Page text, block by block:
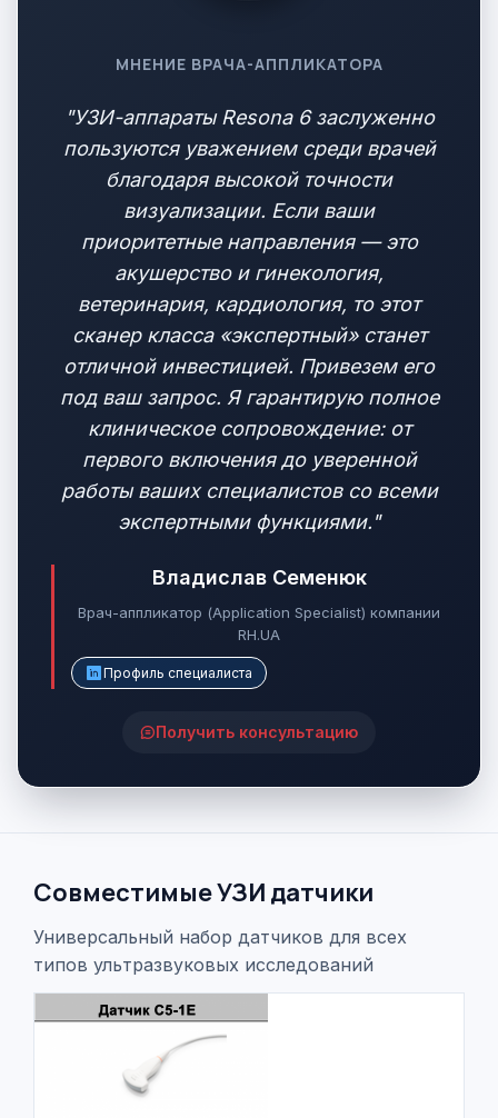
МНЕНИЕ ВРАЧА-АППЛИКАТОРА
"УЗИ-аппараты Resona 6 заслуженно
пользуются уважением среди врачей
благодаря высокой точности
визуализации. Если ваши
приоритетные направления — это
акушерство и гинекология,
ветеринария, кардиология, то этот
сканер класса «экспертный» станет
отличной инвестицией. Привезем его
под ваш запрос. Я гарантирую полное
клиническое сопровождение: от
первого включения до уверенной
работы ваших специалистов со всеми
экспертными функциями."
Владислав Семенюк
Врач-аппликатор (Application Specialist) компании
RH.UA
Профиль специалиста
Получить консультацию
Совместимые УЗИ датчики
Универсальный набор датчиков для всех
типов ультразвуковых исследований